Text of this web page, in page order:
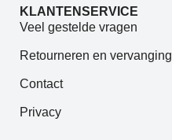
KLANTENSERVICE
Veel gestelde vragen
Retourneren en vervanging
Contact
Privacy